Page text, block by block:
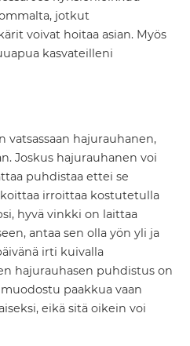
jotkut
voivat hoitaa asian. Myös
kasvateilleni
vatsassaan hajurauhanen,
Joskus hajurauhanen voi
puhdistaa ettei se
irroittaa kostutetulla
hyvä vinkki on laittaa
antaa sen olla yön yli ja
irti kuivalla
hajurauhasen puhdistus on
paakkua vaan
eikä sitä oikein voi